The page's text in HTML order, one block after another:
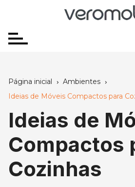
conteúdo
Página inicial
Ambientes
Ideias de Móveis Compactos para
Ideias de
Compactos
Cozinhas